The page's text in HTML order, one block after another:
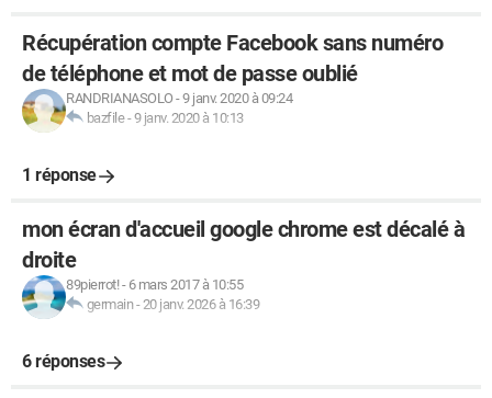
Récupération compte Facebook sans numéro
de téléphone et mot de passe oublié
RANDRIANASOLO -9 janv. 2020 à 09:24
bazfile-9 janv. 2020 à 10:13
1 réponse
mon écran d'accueil google chrome est décalé à
droite
89pierrot!- 6 mars 2017 à 10:55
germain-20 janv. 2026 à 16:39
6 réponses